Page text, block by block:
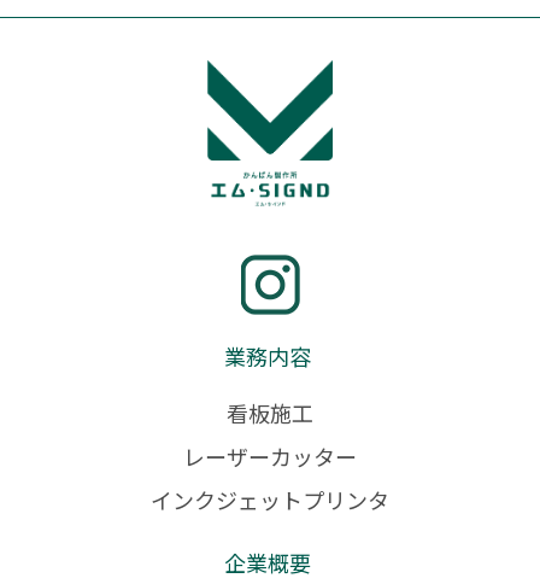
業務内容
看板施工
レーザーカッター
インクジェットプリンタ
企業概要